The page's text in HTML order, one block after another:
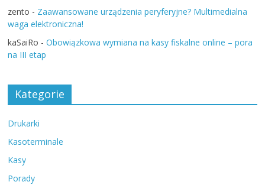
zento - Zaawansowane urządzenia peryferyjne? Multimedialna
waga elektroniczna!
kaSaiRo -Obowiązkowa wymiana na kasy fiskalne online – pora
na III etap
Kategorie
Drukarki
Kasoterminale
Kasy
Porady